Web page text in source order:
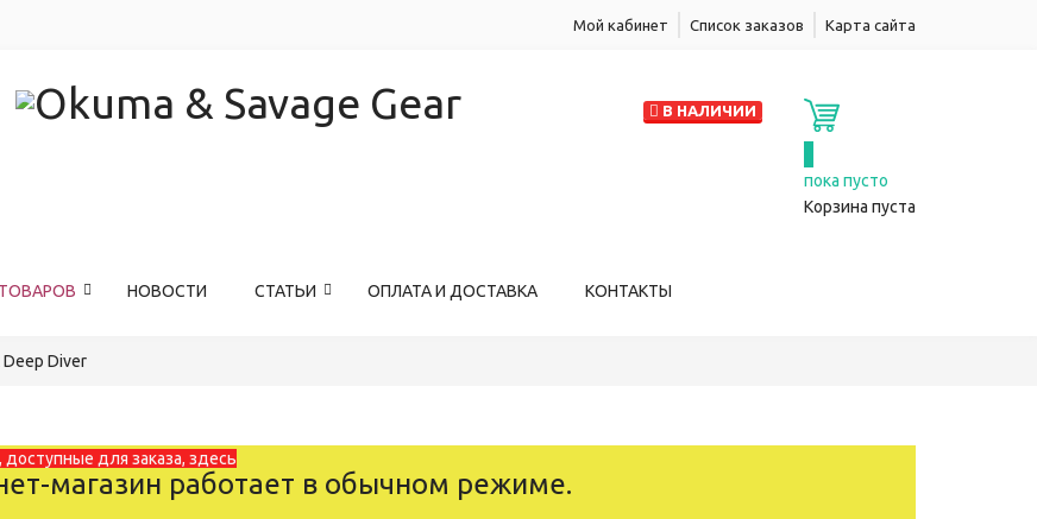
Мой кабинет Список заказов Карта сайта
пока пусто
Корзина пуста
В НАЛИЧИИ
НОВОСТИ СТАТЬИ ОПЛАТА И ДОСТАВКА КОНТАКТЫ
Deep Diver
доступные для заказа, здесь
магазин работает в обычном режиме.